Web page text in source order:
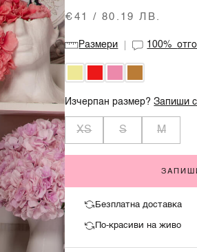
€41 / 80.19 ЛВ.
Размери 100%
Изчерпан размер?Запиши
XS S M
Безплатна доставка
По-красиви на живо